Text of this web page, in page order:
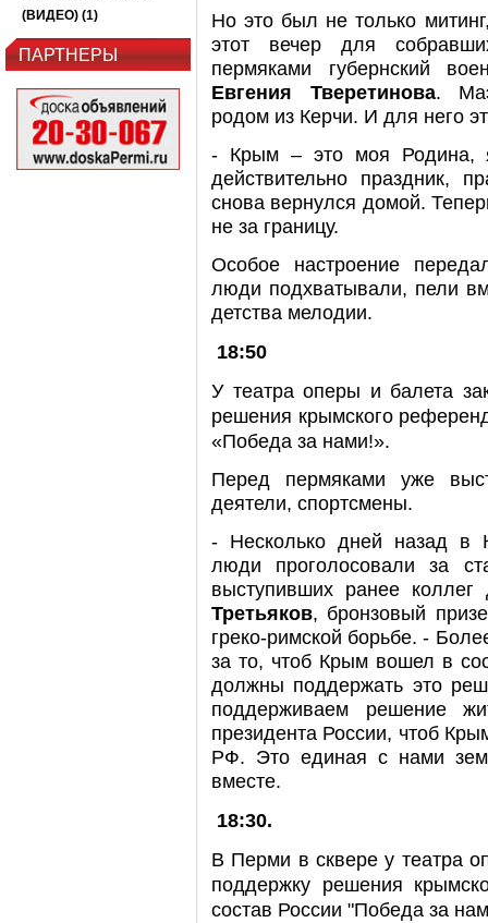
(ВИДЕО) (1)
ПАРТНЕРЫ
Но это был не только
этот вечер для
пермяками губернский
Евгения Тверетинова.
родом из Керчи. И для него
- Крым – это моя Родина,
действительно праздник,
снова вернулся домой.
не за границу.
Особое настроение
люди подхватывали, пели
детства мелодии.
18:50
У театра оперы и балета
решения крымского
«Победа за нами!».
Перед пермяками уже
деятели, спортсмены.
- Несколько дней назад в
люди проголосовали за
выступивших ранее
Третьяков, бронзовый
греко-римской борьбе. -
за то, чтоб Крым вошел в
должны поддержать это
поддерживаем решение
президента России, чтоб
РФ. Это единая с нами
вместе.
18:30.
В Перми в сквере у театра
поддержку решения
состав России "Победа за